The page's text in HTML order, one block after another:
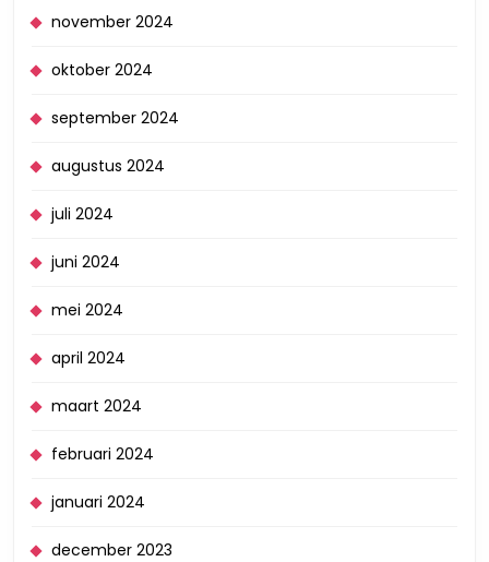
november 2024
oktober 2024
september 2024
augustus 2024
juli 2024
juni 2024
mei 2024
april 2024
maart 2024
februari 2024
januari 2024
december 2023